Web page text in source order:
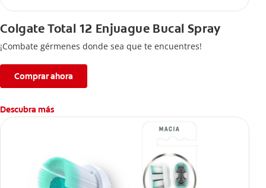
Colgate Total 12 Enjuague Bucal Spray
¡Combate gérmenes donde sea que te encuentres!
Comprar ahora
Descubra más